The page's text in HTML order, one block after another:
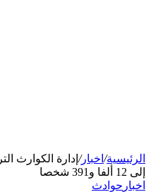
الرئيسية/ اخبار/ إدارة الكوارث
إلى 12 ألفا و391 شخصا
اخبار حوادث